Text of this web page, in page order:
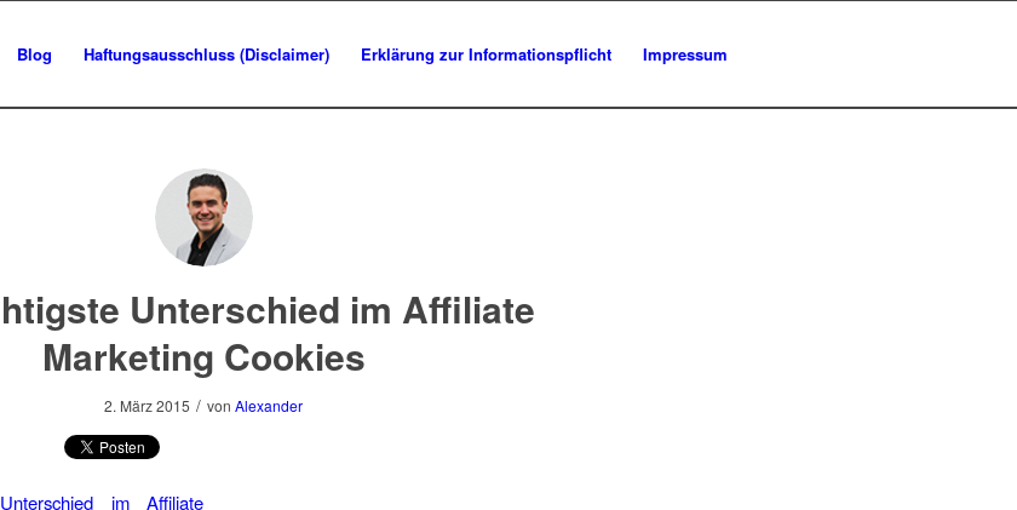
Blog Haftungsausschluss (Disclaimer) Erklärung zur Informationspflicht Impressum
Unterschied im Affiliate
Marketing Cookies
2. März 2015 / von Alexander